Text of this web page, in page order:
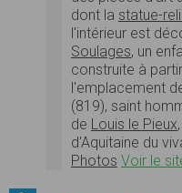
dont la statue-
l'intérieur est
Soulages, un
construite à
l'emplacement
(819), saint
de Louis le Pieux
d'Aquitaine du
Photos Voir le